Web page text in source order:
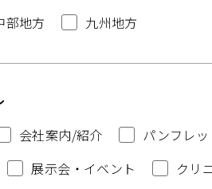
部地方 九州地方
会社案内/紹介 パンフレッ
展示会・イベント クリ